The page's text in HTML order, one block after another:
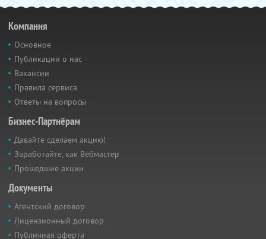
Компания
Основное
Публикации о нас
Вакансии
Правила сервиса
Ответы на вопросы
Бизнес-Партнёрам
Давайте сделаем акцию!
Заработайте, как Вебмастер
Прошедшие акции
Документы
Агентский договор
Лицензионный договор
Публичная оферта